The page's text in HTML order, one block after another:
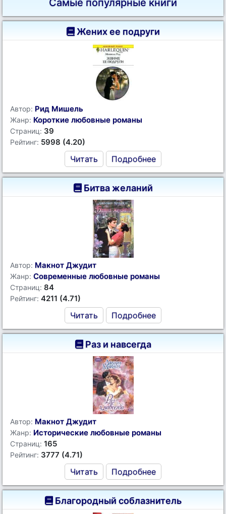
Самые популярные книги
Жених ее подруги
Автор: Рид Мишель
Жанр: Короткие любовные романы
Страниц: 39
Рейтинг: 5998 (4.20)
Читать Подробнее
Битва желаний
Автор: Макнот Джудит
Жанр: Современные любовные романы
Страниц: 84
Рейтинг: 4211 (4.71)
Читать Подробнее
Раз и навсегда
Автор: Макнот Джудит
Жанр: Исторические любовные романы
Страниц: 165
Рейтинг: 3777 (4.71)
Читать Подробнее
Благородный соблазнитель